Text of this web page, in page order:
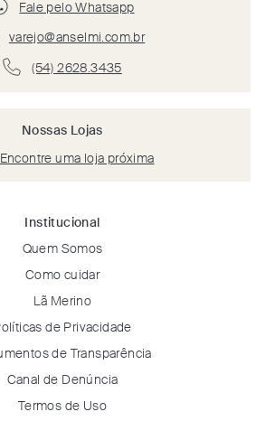
Fale pelo Whatsapp
varejo@anselmi.com.br
(54) 2628.3435
Nossas Lojas
Encontre uma loja próxima
Institucional
Quem Somos
Como cuidar
Lã Merino
de Privacidade
de Transparência
Canal de Denúncia
Termos de Uso